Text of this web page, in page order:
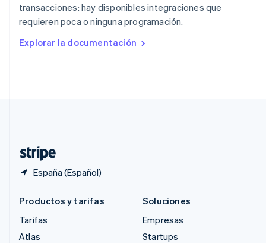
transacciones: hay disponibles integraciones que
requieren poca o ninguna programación.
Explorar la documentación
España (Español)
República Checa
English
English
Productos y tarifas
Tarifas
Atlas
Soluciones
Empresas
Startups